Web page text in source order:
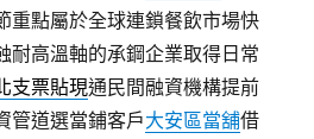
重點屬於全球連鎖餐飲市場快
耐高溫軸的承鋼企業取得日常
支票貼現通民間融資機構提前
管道選當鋪客戶大安區當舖借